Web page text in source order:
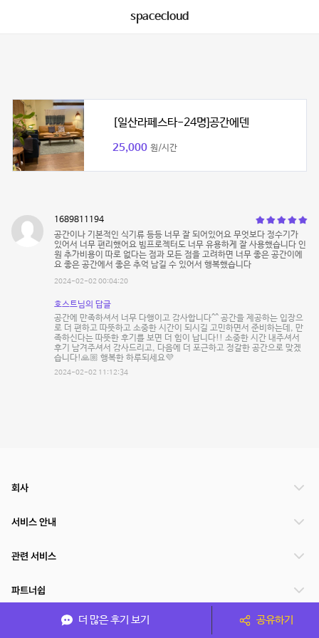
spacecloud
[일산라페스타-24명]공간에덴
25,000 원/시간
1689811194
공간이나 기본적인 식기류 등등 너무 잘 되어있어요 무엇보다 정수기가
있어서 너무 편리했어요 빔프로젝터도 너무 유용하게 잘 사용했습니다 인
원 추가비용이 따로 없다는 점과 모든 점을 고려하면 너무 좋은 공간이에
요 좋은 공간에서 좋은 추억 남길 수 있어서 행복했습니다
2024-02-02 00:04:20
호스트님의 답글
공간에 만족하셔서 너무 다행이고 감사합니다^^ 공간을 제공하는 입장으
로 더 편하고 따뜻하고 소중한 시간이 되시길 고민하면서 준비하는데, 만
족하신다는 따뜻한 후기를 보면 더 힘이 납니다!! 소중한 시간 내주셔서
후기 남겨주셔서 감사드리고, 다음에 더 포근하고 정갈한 공간으로 맞겠
습니다!🙏🏼 행복한 하루되세요💜
2024-02-02 11:12:34
더 많은 후기 보기 공유하기
회사
서비스 안내
관련 서비스
파트너쉽
서비스 제공 국가